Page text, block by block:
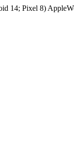
14; Pixel 8)